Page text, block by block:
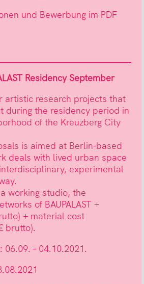
und Bewerbung im PDF
Residency September
artistic research projects that
during the residency period in
of the Kreuzberg City
is aimed at Berlin-based
deals with lived urban space
experimental
working studio, the
of BAUPALAST +
+ material cost
brutto).
– 04.10.2021.